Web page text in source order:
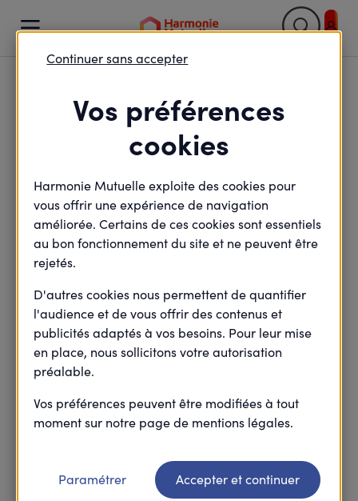

Ensemble vers l’Éco-
santé : agissons plus
tôt, plus vite et
autrement sur notre
8 minute(s) de lecture
min de lecture
Mis à jour le 5 mars 2026
Avec l’Éco-santé, Harmonie Mutuelle propose à
Vos préférences
cookies
Harmonie Mutuelle exploite des cookies pour
vous offrir une expérience de navigation
améliorée. Certains de ces cookies sont essentiels
au bon fonctionnement du site et ne peuvent être
rejetés.
D'autres cookies nous permettent de quantifier
l'audience et de vous offrir des contenus et
publicités adaptés à vos besoins. Pour leur mise
en place, nous sollicitons votre autorisation
préalable.
Vos préférences peuvent être modifiées à tout
moment sur notre page de mentions légales.
Continuer sans accepter
Paramétrer Accepter et continuer